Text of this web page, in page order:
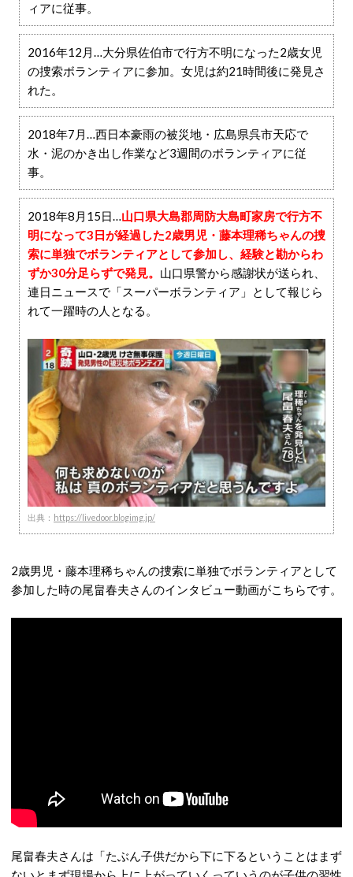
ィアに従事。
2016年12月…大分県佐伯市で行方不明になった2歳女児
の捜索ボランティアに参加。女児は約21時間後に発見さ
れた。
2018年7月…西日本豪雨の被災地・広島県呉市天応で
水・泥のかき出し作業など3週間のボランティアに従
事。
2018年8月15日…山口県大島郡周防大島町家房で行方不
明になって3日が経過した2歳男児・藤本理稀ちゃんの捜
索に単独でボランティアとして参加し、経験と勘からわ
ずか30分足らずで発見。 山口県警から感謝状が送られ、
連日ニュースで「スーパーボランティア」として報じら
れて一躍時の人となる。
出典： https://livedoor.blogimg.jp/
2歳男児・藤本理稀ちゃんの捜索に単独でボランティアとして
参加した時の尾畠春夫さんのインタビュー動画がこちらです。
尾畠春夫さんは「たぶん子供だから下に下るということはまず